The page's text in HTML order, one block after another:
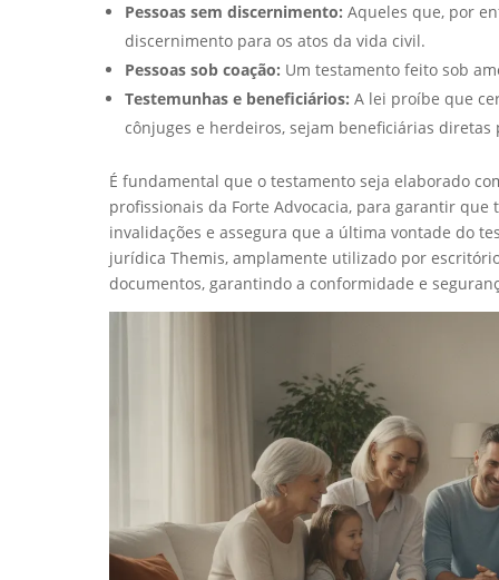
Pessoas sem discernimento: Aqueles que, por
discernimento para os atos da vida civil.
Pessoas sob coação: Um testamento feito sob
Testemunhas e beneficiários: A lei proíbe que
cônjuges e herdeiros, sejam beneficiárias
É fundamental que o testamento seja elaborado
profissionais da Forte Advocacia, para garantir
invalidações e assegura que a última vontade do
jurídica Themis, amplamente utilizado por
documentos, garantindo a conformidade e